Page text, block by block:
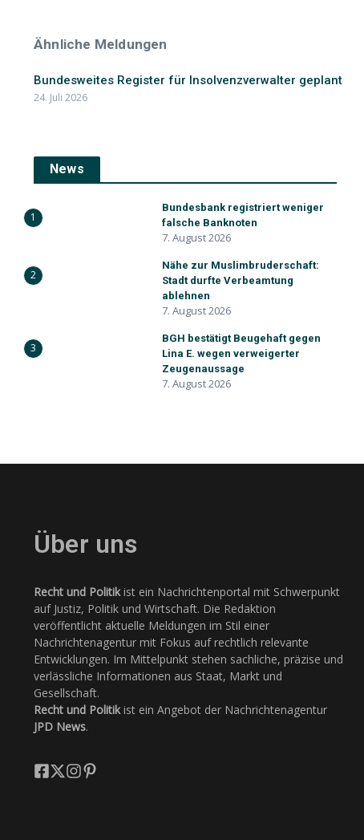
Ähnliche Meldungen
Bundesweites Register für Insolvenzverwalter geplant
24. Juli 2026
News
1
Bundesbank registriert weniger
falsche Banknoten
7. August 2026
2
Nähe zur Muslimbruderschaft:
Stadt durfte Verbeamtung
ablehnen
7. August 2026
3
BGH bestätigt Beugehaft gegen
Lina E. wegen verweigerter
Zeugenaussage
7. August 2026
Über uns
Recht und Politikist ein Nachrichtenportal mit Schwerpunkt
auf Justiz, Politik und Wirtschaft. Die Redaktion
veröffentlicht aktuelle Meldungen im Stil einer
Nachrichtenagentur mit Fokus auf rechtlich relevante
Entwicklungen. Im Mittelpunkt stehen sachliche, präzise und
verlässliche Informationen aus Staat, Markt und
Gesellschaft.
Recht und Politikist ein Angebot der Nachrichtenagentur
JPD News.